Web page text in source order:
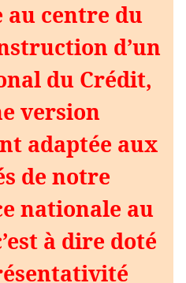
centre du
d’un
du Crédit,
version
adaptée aux
de notre
nationale au
à dire doté